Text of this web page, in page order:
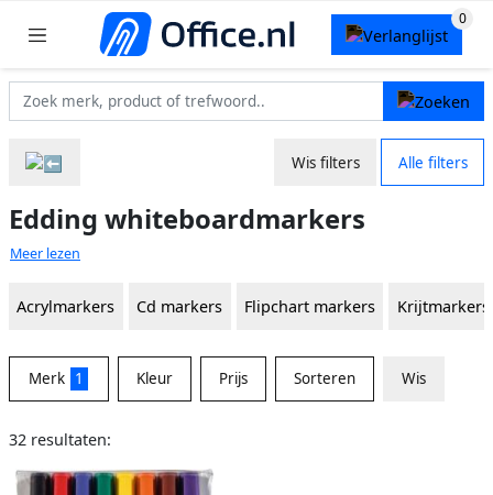
Wis filters Alle filters
Edding whiteboardmarkers
Meer lezen
Acrylmarkers Cd markers Flipchart markers Krijtmarkers
Merk 1 Kleur Prijs Sorteren Wis
32 resultaten: